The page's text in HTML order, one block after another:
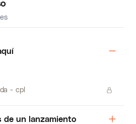
- cpl
de un lanzamiento